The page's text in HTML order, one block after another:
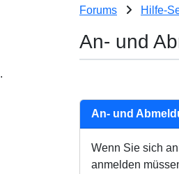
Forums Hilfe-
An- und
.
An- und
Wenn Sie sich
anmelden